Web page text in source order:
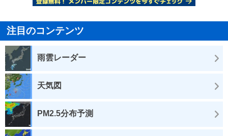
注目のコンテンツ
雨雲レーダー
天気図
PM2.5分布予測